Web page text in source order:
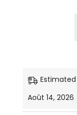
Août 14, 2026